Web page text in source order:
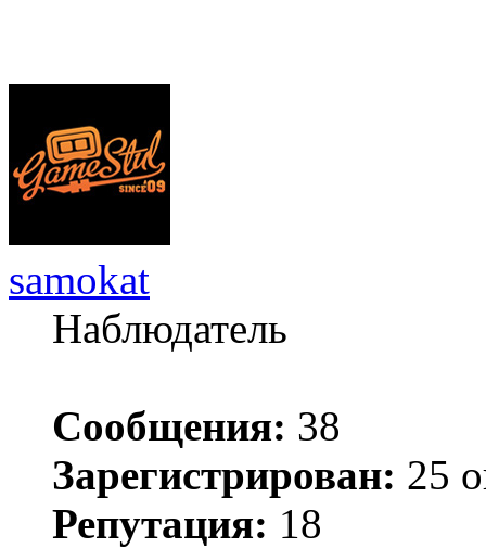
samokat
Наблюдатель
Сообщения: 38
Зарегистрирован: 25
Репутация: 18